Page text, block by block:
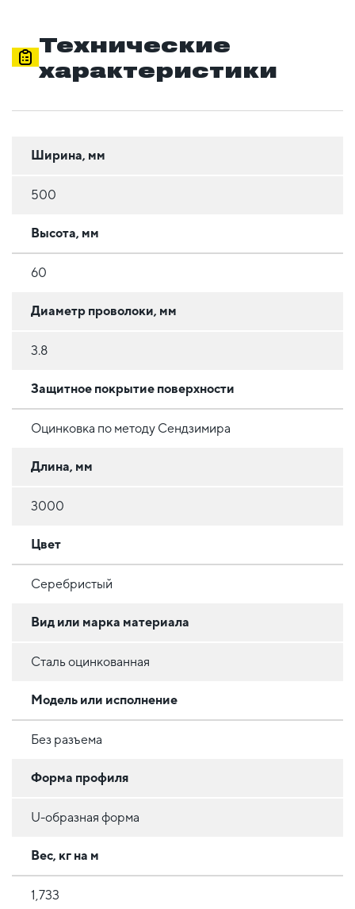
Технические
характеристики
Ширина, мм
500
Высота, мм
60
Диаметр проволоки, мм
3.8
Защитное покрытие поверхности
Оцинковка по методу Сендзимира
Длина, мм
3000
Цвет
Серебристый
Вид или марка материала
Сталь оцинкованная
Модель или исполнение
Без разъема
Форма профиля
U-образная форма
Вес, кг на м
1,733